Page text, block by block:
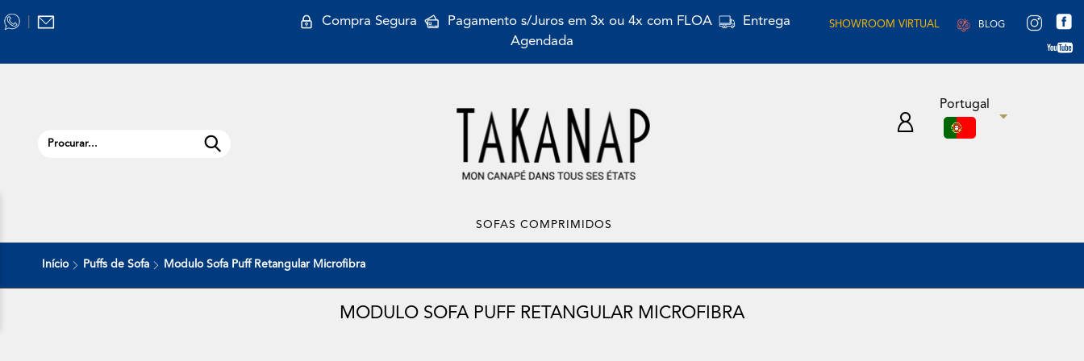
Compra Segura Pagamento s/Juros em 3x ou 4x com FLOA
Entrega
Agendada
SHOWROOM VIRTUAL BLOG
Portugal
SOFAS COMPRIMIDOS
Início Puffs de Sofa Modulo Sofa Puff Retangular Microfibra
MODULO SOFA PUFF RETANGULAR MICROFIBRA